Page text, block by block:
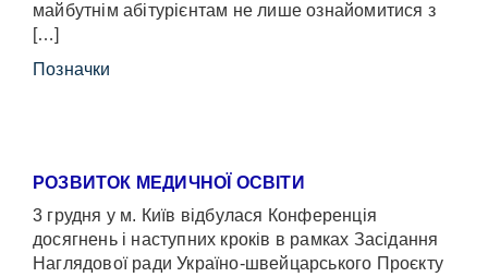
майбутнім абітурієнтам не лише ознайомитися з
[…]
Позначки
РОЗВИТОК МЕДИЧНОЇ ОСВІТИ
3 грудня у м. Київ відбулася Конференція
досягнень і наступних кроків в рамках Засідання
Наглядової ради Україно-швейцарського Проєкту